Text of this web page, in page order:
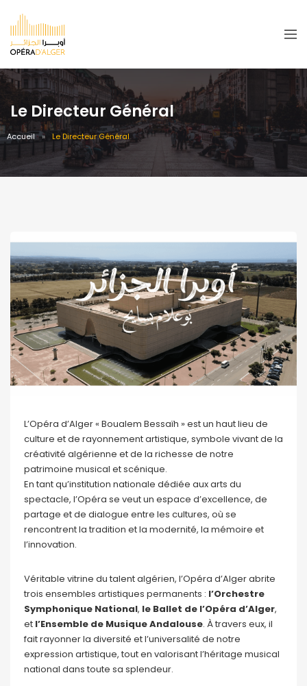
Le Directeur Général
Accueil Le Directeur Général
L’Opéra d’Alger « Boualem Bessaïh » est un haut lieu de
culture et de rayonnement artistique, symbole vivant de la
créativité algérienne et de la richesse de notre
patrimoine musical et scénique.
En tant qu’institution nationale dédiée aux arts du
spectacle, l’Opéra se veut un espace d’excellence, de
partage et de dialogue entre les cultures, où se
rencontrent la tradition et la modernité, la mémoire et
l’innovation.
Véritable vitrine du talent algérien, l’Opéra d’Alger abrite
trois ensembles artistiques permanents : l’Orchestre
Symphonique National, le Ballet de l’Opéra d’Alger,
et l’Ensemble de Musique Andalouse. À travers eux, il
fait rayonner la diversité et l’universalité de notre
expression artistique, tout en valorisant l’héritage musical
national dans toute sa splendeur.